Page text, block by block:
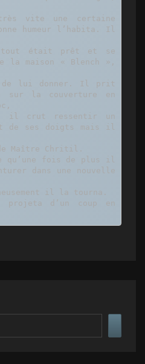
vite une certaine
humeur l’habita. Il
tout était prêt et se
la maison « Blench »,
de lui donner. Il prit
la couverture en
il crut ressentir un
de ses doigts mais il
Maître Chritil.
fois de plus il
dans une nouvelle
il la tourna.
d’un coup en